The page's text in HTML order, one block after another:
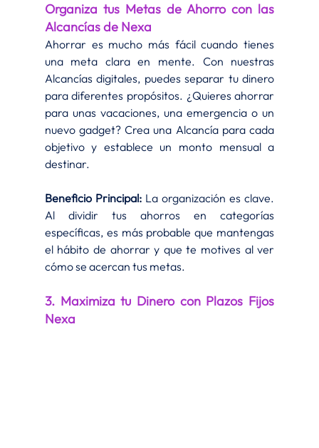
Organiza tus Metas de Ahorro con las
Alcancías de Nexa
Ahorrar es mucho más fácil cuando tienes
una meta clara en mente. Con nuestras
Alcancías digitales, puedes separar tu dinero
para diferentes propósitos. ¿Quieres ahorrar
para unas vacaciones, una emergencia o un
nuevo gadget? Crea una Alcancía para cada
objetivo y establece un monto mensual a
destinar.
Beneficio Principal: La organización es clave.
Al dividir tus ahorros en categorías
específicas, es más probable que mantengas
el hábito de ahorrar y que te motives al ver
cómo se acercan tus metas.
3. Maximiza tu Dinero con Plazos Fijos
Nexa